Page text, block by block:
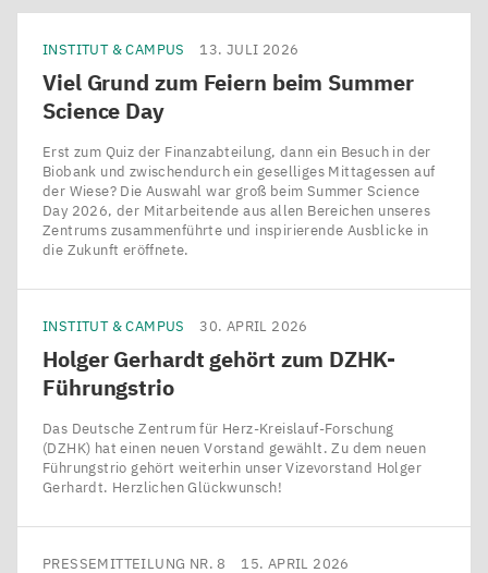
INSTITUT & CAMPUS 13. JULI 2026
Viel Grund zum Feiern beim Summer
Science Day
Erst zum Quiz der Finanzabteilung, dann ein Besuch in der
Biobank und zwischendurch ein geselliges Mittagessen auf
der Wiese? Die Auswahl war groß beim Summer Science
Day 2026, der Mitarbeitende aus allen Bereichen unseres
Zentrums zusammenführte und inspirierende Ausblicke in
die Zukunft eröffnete.
INSTITUT & CAMPUS 30. APRIL 2026
Holger Gerhardt gehört zum DZHK-
Führungstrio
Das Deutsche Zentrum für Herz-Kreislauf-Forschung
(DZHK) hat einen neuen Vorstand gewählt. Zu dem neuen
Führungstrio gehört weiterhin unser Vizevorstand Holger
Gerhardt. Herzlichen Glückwunsch!
PRESSEMITTEILUNG NR. 8 15. APRIL 2026